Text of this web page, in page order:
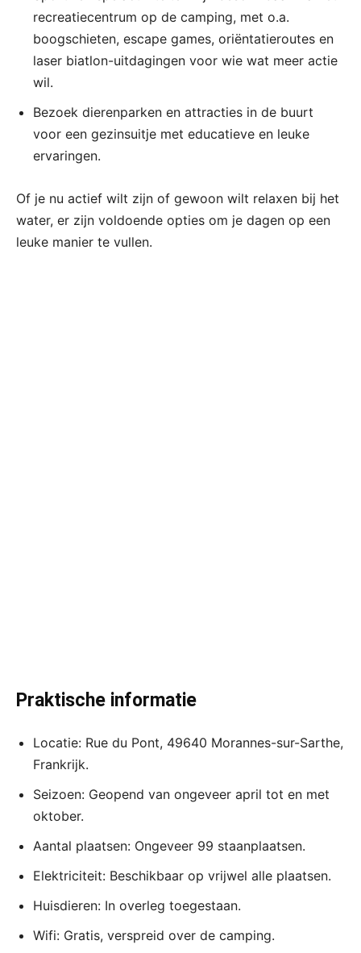
recreatiecentrum op de camping, met o.a.
boogschieten, escape games, oriëntatieroutes en
laser biatlon-uitdagingen voor wie wat meer actie
wil.
Bezoek dierenparken en attracties in de buurt
voor een gezinsuitje met educatieve en leuke
ervaringen.
Of je nu actief wilt zijn of gewoon wilt relaxen bij het
water, er zijn voldoende opties om je dagen op een
leuke manier te vullen.
Praktische informatie
Locatie: Rue du Pont, 49640 Morannes-sur-Sarthe,
Frankrijk.
Seizoen: Geopend van ongeveer april tot en met
oktober.
Aantal plaatsen: Ongeveer 99 staanplaatsen.
Elektriciteit: Beschikbaar op vrijwel alle plaatsen.
Huisdieren: In overleg toegestaan.
Wifi: Gratis, verspreid over de camping.